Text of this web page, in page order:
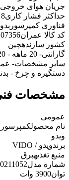
جریان هوای خروجی
حداکثر فشار کاری8 بار
فناوری کمپرسور
کد کالا عمران
کشور سازندهچین
گارانتی- 20 ماهه - 20 روز گارانتی تعویض
سایر مشخصات
دستگیره و چرخ -
مشخصات
عمومی
نام محصول
ویدو
برندویدو / VIDO
منبع تغذیهبرق
شماره مدل
توان3900 وات